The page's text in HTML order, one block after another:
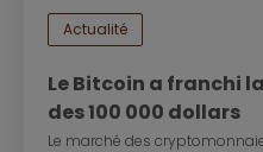
Actualité
Le Bitcoin a franchi
des 100 000 dollars
Le marché des